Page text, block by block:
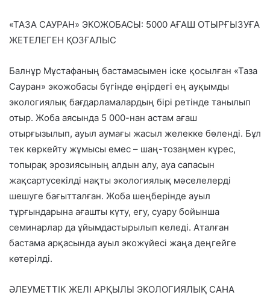
«ТАЗА САУРАН» ЭКОЖОБАСЫ: 5000 АҒАШ ОТЫРҒЫЗУҒА
ЖЕТЕЛЕГЕН ҚОЗҒАЛЫС
Балнұр Мұстафаның бастамасымен іске қосылған «Таза
Сауран» экожобасы бүгінде өңірдегі ең ауқымды
экологиялық бағдарламалардың бірі ретінде танылып
отыр. Жоба аясында 5 000-нан астам ағаш
отырғызылып, ауыл аумағы жасыл желекке бөленді. Бұл
тек көркейту жұмысы емес – шаң-тозаңмен күрес,
топырақ эрозиясының алдын алу, ауа сапасын
жақсартусекілді нақты экологиялық мәселелерді
шешуге бағытталған. Жоба шеңберінде ауыл
тұрғындарына ағашты күту, егу, суару бойынша
семинарлар да ұйымдастырылып келеді. Аталған
бастама арқасында ауыл экожүйесі жаңа деңгейге
көтерілді.
ӘЛЕУМЕТТІК ЖЕЛІ АРҚЫЛЫ ЭКОЛОГИЯЛЫҚ САНА